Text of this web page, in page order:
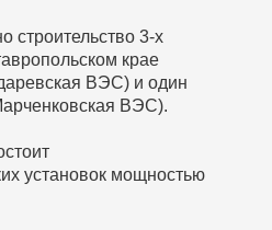
строительство 3-х
крае
ВЭС) и один
ВЭС).
установок мощностью